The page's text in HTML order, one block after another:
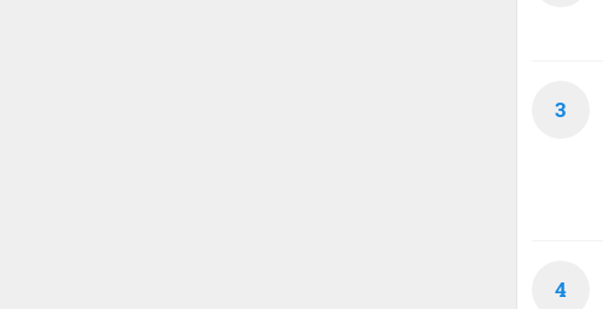
3
4